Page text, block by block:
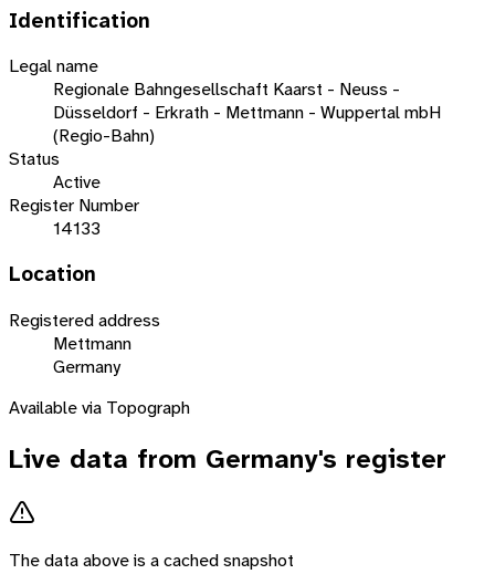
Identification
Legal name
Regionale Bahngesellschaft Kaarst - Neuss -
Düsseldorf - Erkrath - Mettmann - Wuppertal mbH
(Regio-Bahn)
Status
Active
Register Number
14133
Location
Registered address
Mettmann
Germany
Available via Topograph
Live data from Germany's register
The data above is a cached snapshot